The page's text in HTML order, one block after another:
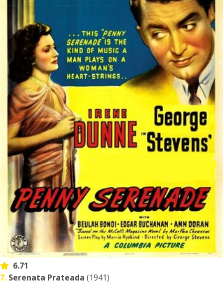
6.71
7. Serenata Prateada (1941)